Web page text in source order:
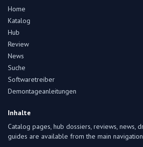
Home
Katalog
Hub
Review
News
Suche
Softwaretreiber
Demontageanleitungen
Inhalte
Catalog pages, hub dossiers, reviews, news,
guides are available from the main